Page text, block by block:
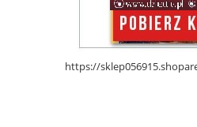
https://